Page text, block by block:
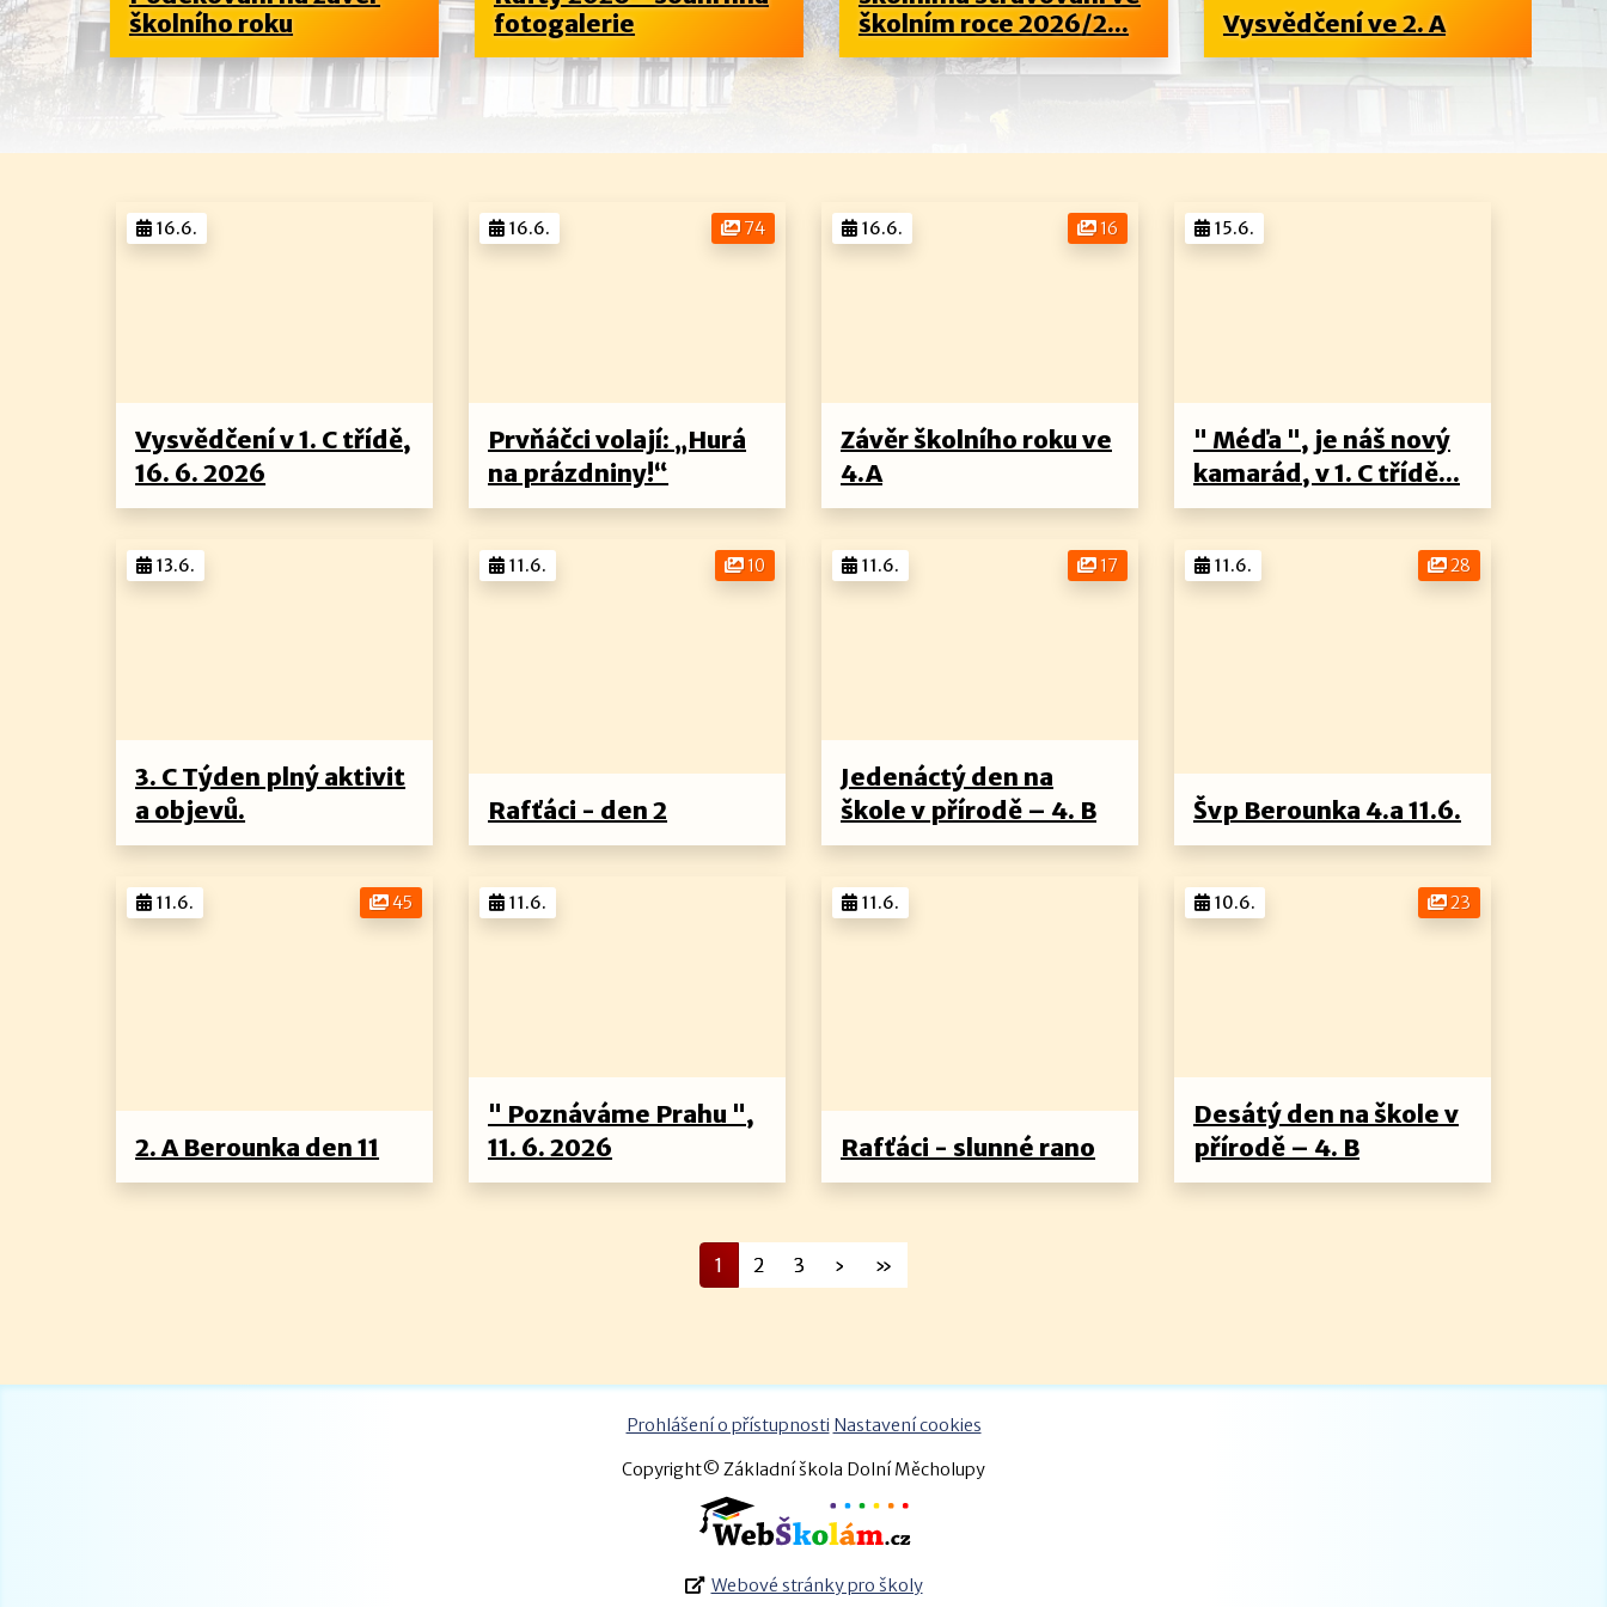
školního roku
fotogalerie
školním roce 2026/2...
Vysvědčení ve 2. A
Vysvědčení v 1. C třídě,
16. 6. 2026
16.6.
Prvňáčci volají: „Hurá
na prázdniny!“
74
16.6.
Závěr školního roku ve
4.A
16
16.6.
" Méďa ", je náš nový
kamarád, v 1. C třídě...
15.6.
3. C Týden plný aktivit
a objevů.
13.6.
Rafťáci - den 2
10
11.6.
Jedenáctý den na
škole v přírodě – 4. B
17
11.6.
Švp Berounka 4.a 11.6.
28
11.6.
2. A Berounka den 11
45
11.6.
" Poznáváme Prahu ",
11. 6. 2026
11.6.
Rafťáci - slunné rano
11.6.
Desátý den na škole v
přírodě – 4. B
23
10.6.
1 2 3 › »
Prohlášení o přístupnosti Nastavení cookies
Copyright© Základní škola Dolní Měcholupy
Webové stránky pro školy